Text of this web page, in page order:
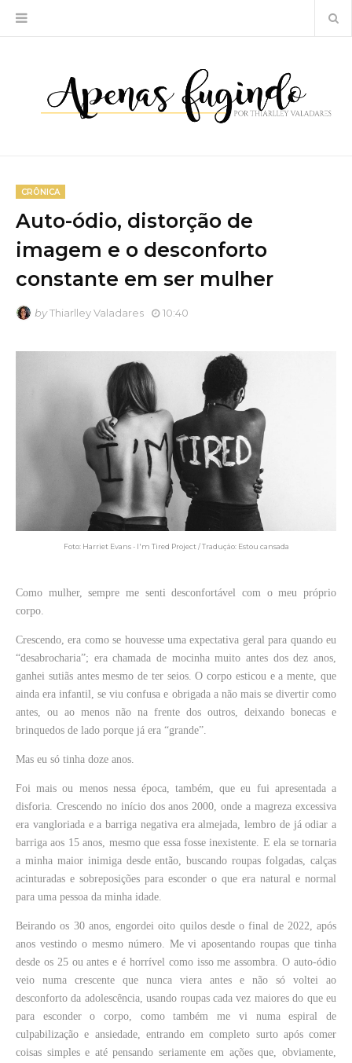
CRÔNICA
Auto-ódio, distorção de
imagem e o desconforto
constante em ser mulher
byThiarlley Valadares 10:40
Foto: Harriet Evans - I'm Tired Project / Tradução: Estou cansada
Como mulher, sempre me senti desconfortável com o meu próprio
corpo.
Crescendo, era como se houvesse uma expectativa geral para quando eu
“desabrocharia”; era chamada de mocinha muito antes dos dez anos,
ganhei sutiãs antes mesmo de ter seios. O corpo esticou e a mente, que
ainda era infantil, se viu confusa e obrigada a não mais se divertir como
antes, ou ao menos não na frente dos outros, deixando bonecas e
brinquedos de lado porque já era “grande”.
Mas eu só tinha doze anos.
Foi mais ou menos nessa época, também, que eu fui apresentada a
disforia. Crescendo no início dos anos 2000, onde a magreza excessiva
era vangloriada e a barriga negativa era almejada, lembro de já odiar a
barriga aos 15 anos, mesmo que essa fosse inexistente. E ela se tornaria
a minha maior inimiga desde então, buscando roupas folgadas, calças
acinturadas e sobreposições para esconder o que era natural e normal
para uma pessoa da minha idade.
Beirando os 30 anos, engordei oito quilos desde o final de 2022, após
anos vestindo o mesmo número. Me vi aposentando roupas que tinha
desde os 25 ou antes e é horrível como isso me assombra. O auto-ódio
veio numa crescente que nunca viera antes e não só voltei ao
desconforto da adolescência, usando roupas cada vez maiores do que eu
para esconder o corpo, como também me vi numa espiral de
culpabilização e ansiedade, entrando em completo surto após comer
coisas simples e até pensando seriamente em ações que, obviamente,